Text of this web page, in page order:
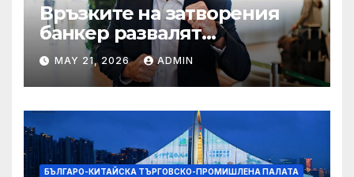
Връзките на затворения
банкер развалят
надеждите на Флавио
Болсонаро за президент на
Бразилия
MAY 21, 2026 ADMIN
БЪЛГАРО-КИТАЙСКА ТЪРГОВСКО-ПРОМИШЛЕНА ПАЛАТА